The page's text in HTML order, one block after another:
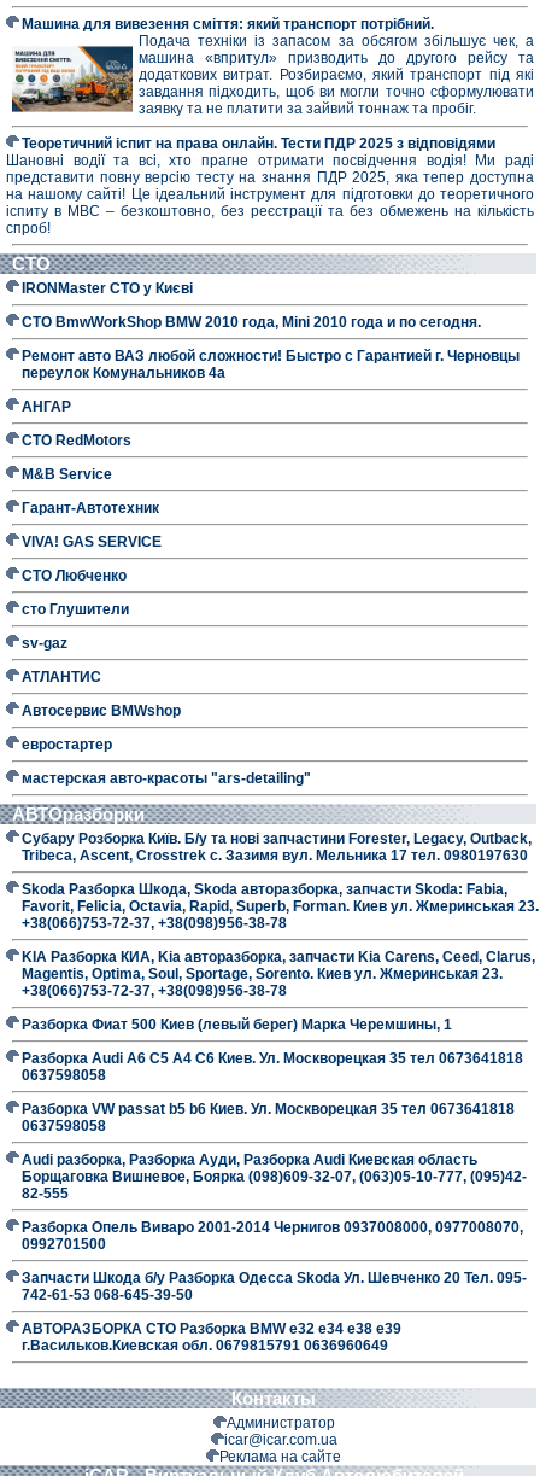
Машина для вивезення сміття: який транспорт потрібний.
Подача техніки із запасом за обсягом збільшує чек, а
машина «впритул» призводить до другого рейсу та
додаткових витрат. Розбираємо, який транспорт під які
завдання підходить, щоб ви могли точно сформулювати
заявку та не платити за зайвий тоннаж та пробіг.
Теоретичний іспит на права онлайн. Тести ПДР 2025 з відповідями
Шановні водії та всі, хто прагне отримати посвідчення водія! Ми раді
представити повну версію тесту на знання ПДР 2025, яка тепер доступна
на нашому сайті! Це ідеальний інструмент для підготовки до теоретичного
іспиту в МВС – безкоштовно, без реєстрації та без обмежень на кількість
спроб!
СТО
IRONMaster СТО у Києві
СТО BmwWorkShop BMW 2010 года, Mini 2010 года и по сегодня.
Ремонт авто ВАЗ любой сложности! Быстро с Гарантией г. Черновцы
переулок Комунальников 4а
АНГАР
СТО RedMotors
M&B Service
Гарант-Автотехник
VIVA! GAS SERVICE
СТО Любченко
сто Глушители
sv-gaz
АТЛАНТИС
Автосервис BMWshop
евростартер
мастерская авто-красоты "ars-detailing"
АВТОразборки
Субару Розборка Київ. Б/у та нові запчастини Forester, Legacy, Outback,
Tribeca, Ascent, Crosstrek с. Зазимя вул. Мельника 17 тел. 0980197630
Skoda Разборка Шкода, Skoda авторазборка, запчасти Skoda: Fabia,
Favorit, Felicia, Octavia, Rapid, Superb, Forman. Киев ул. Жмеринськая 23.
+38(066)753-72-37, +38(098)956-38-78
KIA Разборка КИА, Kia авторазборка, запчасти Kia Carens, Ceed, Clarus,
Magentis, Optima, Soul, Sportage, Sorento. Киев ул. Жмеринськая 23.
+38(066)753-72-37, +38(098)956-38-78
Разборка Фиат 500 Киев (левый берег) Марка Черемшины, 1
Разборка Audi A6 C5 A4 C6 Киев. Ул. Москворецкая 35 тел 0673641818
0637598058
Разборка VW passat b5 b6 Киев. Ул. Москворецкая 35 тел 0673641818
0637598058
Audi разборка, Разборка Ауди, Разборка Audi Киевская область
Борщаговка Вишневое, Боярка (098)609-32-07, (063)05-10-777, (095)42-
82-555
Разборка Опель Виваро 2001-2014 Чернигов 0937008000, 0977008070,
0992701500
Запчасти Шкода б/у Разборка Одесса Skoda Ул. Шевченко 20 Тел. 095-
742-61-53 068-645-39-50
АВТОРАЗБОРКА СТО Разборка BMW е32 е34 е38 е39
г.Васильков.Киевская обл. 0679815791 0636960649
Контакты
Администратор
icar@icar.com.ua
Реклама на сайте